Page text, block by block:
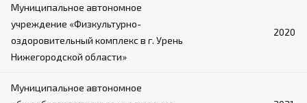
Муниципальное автономное
учреждение «Физкультурно-
оздоровительный комплекс в г. Урень
Нижегородской области»
2020
Муниципальное автономное